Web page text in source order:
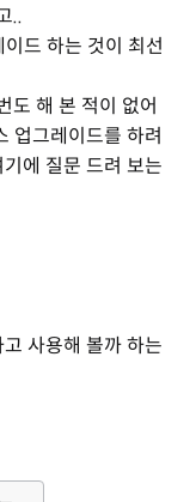
..
드 하는 것이 최선
도 해 본 적이 없어
업그레이드를 하려
에 질문 드려 보는
사용해 볼까 하는